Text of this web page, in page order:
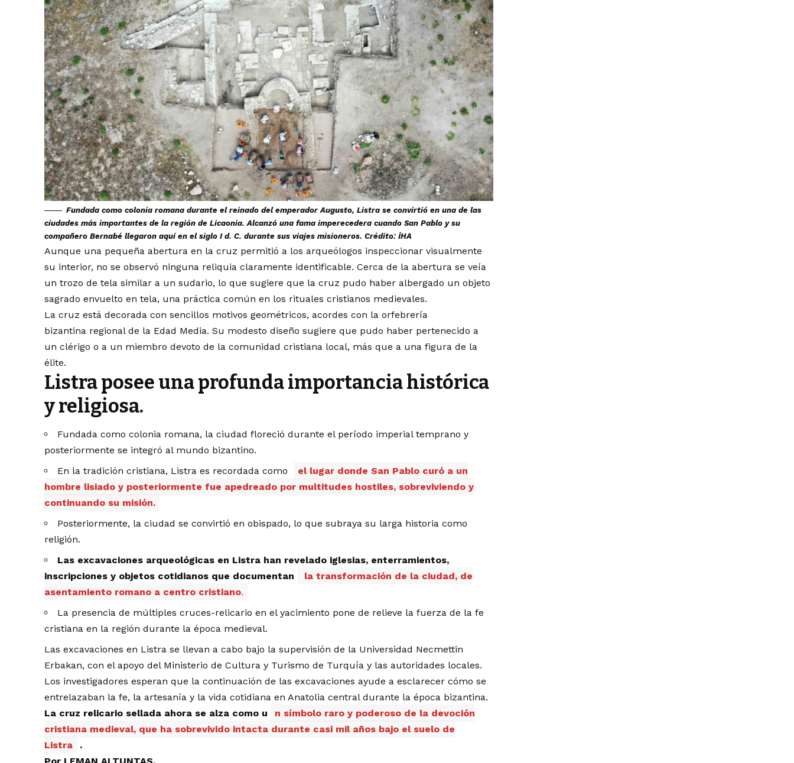
Fundada como colonia romana durante el reinado del emperador Augusto, Listra se convirtió en una de las
ciudades más importantes de la región de Licaonia. Alcanzó una fama imperecedera cuando San Pablo y su
compañero Bernabé llegaron aquí en el siglo I d. C. durante sus viajes misioneros. Crédito: İHA
Aunque una pequeña abertura en la cruz permitió a los arqueólogos inspeccionar visualmente
su interior, no se observó ninguna reliquia claramente identificable. Cerca de la abertura se veía
un trozo de tela similar a un sudario, lo que sugiere que la cruz pudo haber albergado un objeto
sagrado envuelto en tela, una práctica común en los rituales cristianos medievales.
La cruz está decorada con sencillos motivos geométricos, acordes con la orfebrería
bizantina regional de la Edad Media. Su modesto diseño sugiere que pudo haber pertenecido a
un clérigo o a un miembro devoto de la comunidad cristiana local, más que a una figura de la
élite.
Listra posee una profunda importancia histórica
y religiosa.
Fundada como colonia romana, la ciudad floreció durante el período imperial temprano y
posteriormente se integró al mundo bizantino.
En la tradición cristiana, Listra es recordada como
el lugar donde San Pablo curó a un
hombre lisiado y posteriormente fue apedreado por multitudes hostiles, sobreviviendo y
continuando su misión.
Posteriormente, la ciudad se convirtió en obispado, lo que subraya su larga historia como
religión.
Las excavaciones arqueológicas en Listra han revelado iglesias, enterramientos,
inscripciones y objetos cotidianos que documentan
la transformación de la ciudad, de
asentamiento romano a centro cristiano.
La presencia de múltiples cruces-relicario en el yacimiento pone de relieve la fuerza de la fe
cristiana en la región durante la época medieval.
Las excavaciones en Listra se llevan a cabo bajo la supervisión de la Universidad Necmettin
Erbakan, con el apoyo del Ministerio de Cultura y Turismo de Turquía y las autoridades locales.
Los investigadores esperan que la continuación de las excavaciones ayude a esclarecer cómo se
entrelazaban la fe, la artesanía y la vida cotidiana en Anatolia central durante la época bizantina.
La cruz relicario sellada ahora se alza como u
n símbolo raro y poderoso de la devoción
cristiana medieval, que ha sobrevivido intacta durante casi mil años bajo el suelo de
Listra
.